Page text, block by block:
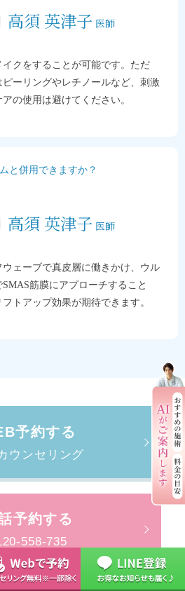
高須 英津子 医師
イクをすることが可能です。ただ
ピーリングやレチノールなど、刺激
の使用は避けてください。
と併用できますか？
高須 英津子 医師
ェーブで真皮層に働きかけ、 ウル
SMAS筋膜にアプローチすること
トアップ効果が期待できます。
予約する
ウンセリング
予約する
558-735
付時間 9:00～21:00